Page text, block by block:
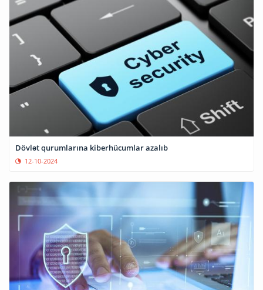
Dövlət qurumlarına kiberhücumlar azalıb
12-10-2024